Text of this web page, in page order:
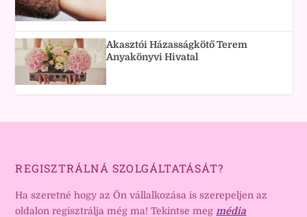
Akasztói Házasságkötő Terem
Anyakönyvi Hivatal
REGISZTRÁLNÁ SZOLGÁLTATÁSÁT?
Ha szeretné hogy az Ön vállalkozása is szerepeljen az
oldalon regisztrálja még ma! Tekintse meg média